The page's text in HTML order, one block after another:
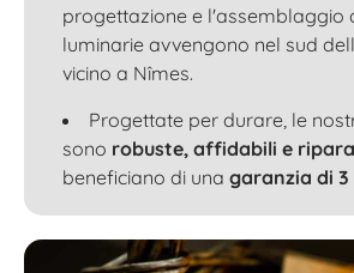
progettazione e l'assemblaggio
luminarie avvengono nel sud
vicino a Nîmes.
Progettate per durare, le
sono robuste, affidabili e
beneficiano di una garanzia di 3